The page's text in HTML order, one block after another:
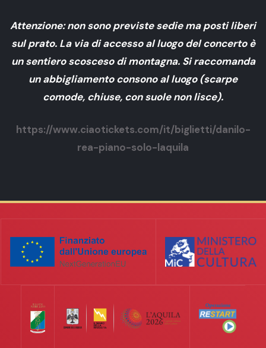
Attenzione: non sono previste sedie ma posti liberi
sul prato. La via di accesso al luogo del concerto è
un sentiero scosceso di montagna. Si raccomanda
un abbigliamento consono al luogo (scarpe
comode, chiuse, con suole non lisce).
https://www.ciaotickets.com/it/biglietti/danilo-
rea-piano-solo-laquila